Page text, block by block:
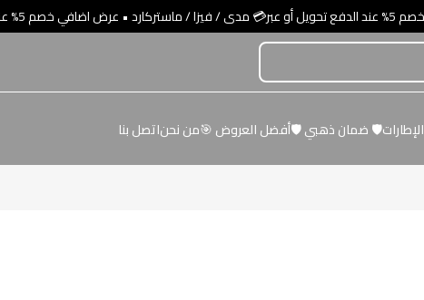
الإطارات🛡️ ضمان ذهبي 🛡️أفضل العروض 🎯من نحناتصل بنا